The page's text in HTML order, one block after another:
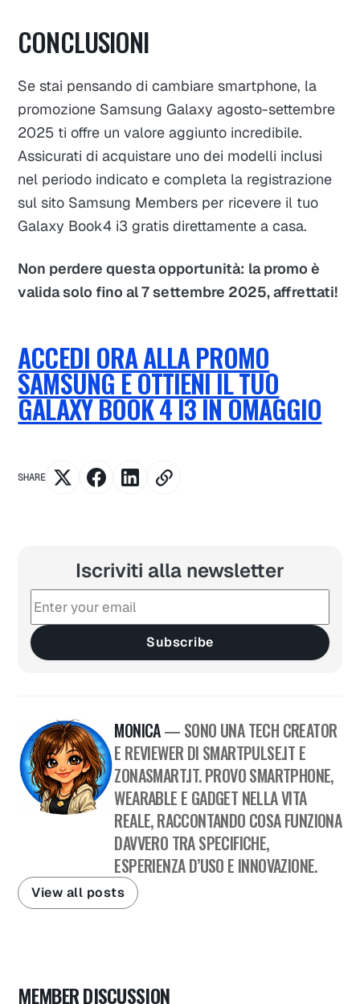
CONCLUSIONI
Se stai pensando di cambiare smartphone, la
promozione Samsung Galaxy agosto-settembre
2025 ti offre un valore aggiunto incredibile.
Assicurati di acquistare uno dei modelli inclusi
nel periodo indicato e completa la registrazione
sul sito Samsung Members per ricevere il tuo
Galaxy Book4 i3 gratis direttamente a casa.
Non perdere questa opportunità: la promo è
valida solo fino al 7 settembre 2025, affrettati!
ACCEDI ORA ALLA PROMO
SAMSUNG E OTTIENI IL TUO
GALAXY BOOK 4 I3 IN OMAGGIO
SHARE
Iscriviti alla newsletter
Subscribe
MONICA— SONO UNA TECH CREATOR
E REVIEWER DI SMARTPULSE.IT E
ZONASMART.IT. PROVO SMARTPHONE,
WEARABLE E GADGET NELLA VITA
REALE, RACCONTANDO COSA FUNZIONA
DAVVERO TRA SPECIFICHE,
ESPERIENZA D’USO E INNOVAZIONE.
View all posts
MEMBER DISCUSSION